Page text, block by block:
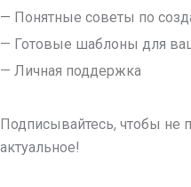
— Понятные советы по
— Готовые шаблоны для
— Личная поддержка
Подписывайтесь, чтобы не
актуальное!